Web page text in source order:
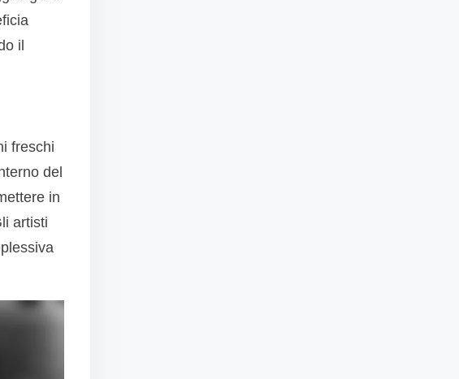
il
freschi
del
in
artisti